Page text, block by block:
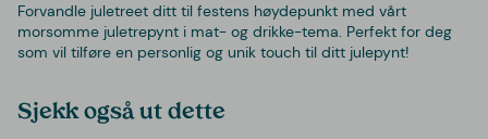
Forvandle juletreet ditt til festens høydepunkt med vårt
morsomme juletrepynt i mat- og drikke-tema. Perfekt for deg
som vil tilføre en personlig og unik touch til ditt julepynt!
Sjekk også ut dette